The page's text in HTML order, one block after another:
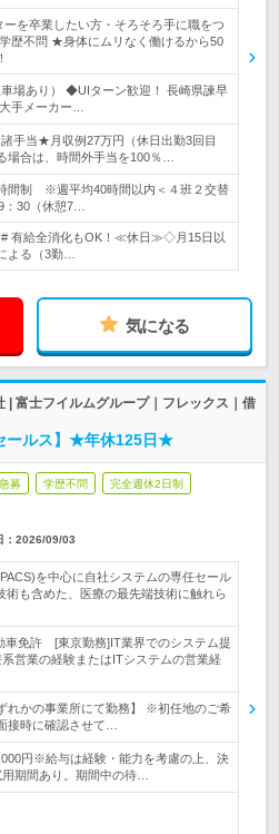
ーを卒業したい方・そろそろ手に職をつ
歴不問 ★身体にムリなく働けるから50
場あり） ◆UIターン歓迎！ 長崎県諫早
手メーカー…
手当★月収例27万円（休日出勤3回目
合は、時間外手当を100％…
間制 ※週平均40時間以内＜４班２交替
30（休憩7…
有給全消化もOK！≪休日≫◇月15日以
よる（3勤…
気になる
| 富士フイルムグループ｜フレックス｜借
ールス】★年休125日★
急募 学歴不問 完全週休2日制
2026/09/03
を中心に自社システムの専任セール
も含めた、医療の最先端技術に触れら
車免許 [東京勤務]IT業界でのシステム提
営業の経験またはITシステムの営業経
れかの事業所にて勤務】 ※初任地のご希
接時に確認させて…
円※給与は経験・能力を考慮の上、決
期間あり。期間中の待…